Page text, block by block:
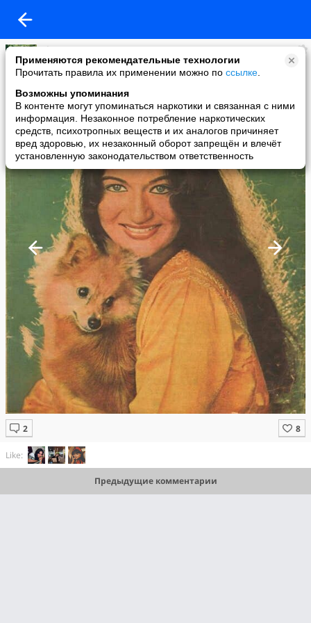
Применяются рекомендательные технологии
Прочитать правила их применении можно по ссылке
Возможны упоминания
В контенте могут упоминаться наркотики и связанная с ними
информация. Незаконное потребление наркотических
средств, психотропных веществ и их аналогов причиняет
вред здоровью, их незаконный оборот запрещён и влечёт
установленную законодательством ответственность
Elena Guseva Ortega
added a photo
19 Jan в 15:04
Like:
Предыдущие комментарии